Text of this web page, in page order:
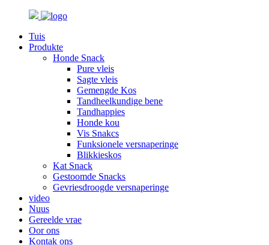
Tuis
Produkte
Honde Snack
Pure vleis
Sagte vleis
Gemengde Kos
Tandheelkundige bene
Tandhappies
Honde kou
Vis Snakcs
Funksionele versnaperinge
Blikkieskos
Kat Snack
Gestoomde Snacks
Gevriesdroogde versnaperinge
video
Nuus
Gereelde vrae
Oor ons
Kontak ons